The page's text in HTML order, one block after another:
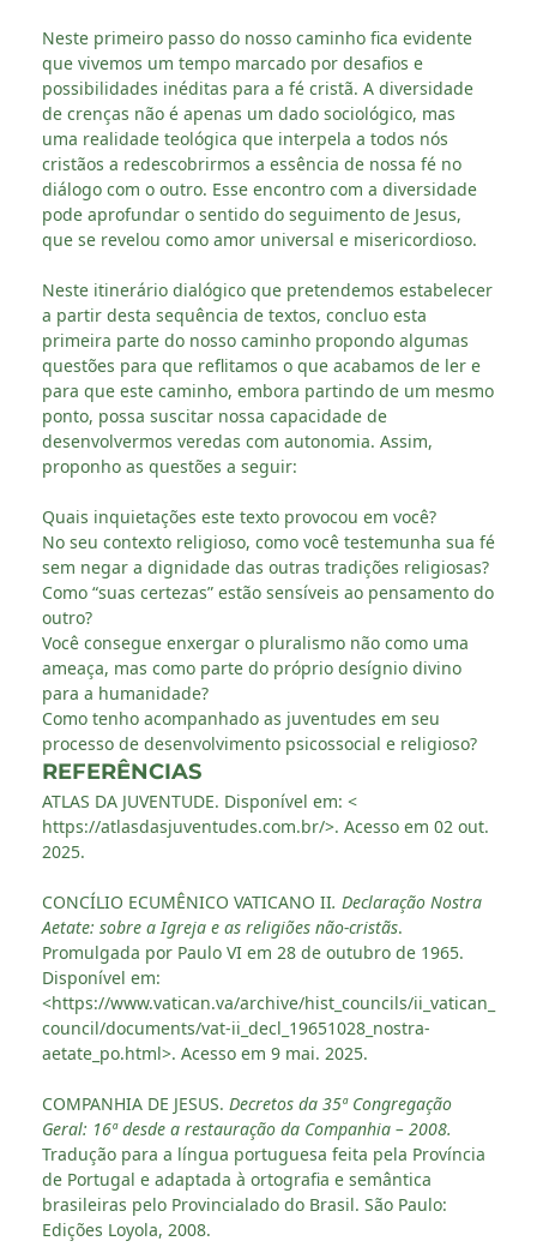
Neste primeiro passo do nosso caminho fica evidente
que vivemos um tempo marcado por desafios e
possibilidades inéditas para a fé cristã. A diversidade
de crenças não é apenas um dado sociológico, mas
uma realidade teológica que interpela a todos nós
cristãos a redescobrirmos a essência de nossa fé no
diálogo com o outro. Esse encontro com a diversidade
pode aprofundar o sentido do seguimento de Jesus,
que se revelou como amor universal e misericordioso.
Neste itinerário dialógico que pretendemos estabelecer
a partir desta sequência de textos, concluo esta
primeira parte do nosso caminho propondo algumas
questões para que reflitamos o que acabamos de ler e
para que este caminho, embora partindo de um mesmo
ponto, possa suscitar nossa capacidade de
desenvolvermos veredas com autonomia. Assim,
proponho as questões a seguir:
Quais inquietações este texto provocou em você?
No seu contexto religioso, como você testemunha sua fé
sem negar a dignidade das outras tradições religiosas?
Como “suas certezas” estão sensíveis ao pensamento do
outro?
Você consegue enxergar o pluralismo não como uma
ameaça, mas como parte do próprio desígnio divino
para a humanidade?
Como tenho acompanhado as juventudes em seu
processo de desenvolvimento psicossocial e religioso?
REFERÊNCIAS
ATLAS DA JUVENTUDE. Disponível em: <
https://atlasdasjuventudes.com.br/>. Acesso em 02 out.
2025.
CONCÍLIO ECUMÊNICO VATICANO II. Declaração Nostra
Aetate: sobre a Igreja e as religiões não-cristãs.
Promulgada por Paulo VI em 28 de outubro de 1965.
Disponível em:
<https://www.vatican.va/archive/hist_councils/ii_vatican_
council/documents/vat-ii_decl_19651028_nostra-
aetate_po.html>. Acesso em 9 mai. 2025.
COMPANHIA DE JESUS. Decretos da 35ª Congregação
Geral: 16ª desde a restauração da Companhia – 2008.
Tradução para a língua portuguesa feita pela Província
de Portugal e adaptada à ortografia e semântica
brasileiras pelo Provincialado do Brasil. São Paulo:
Edições Loyola, 2008.